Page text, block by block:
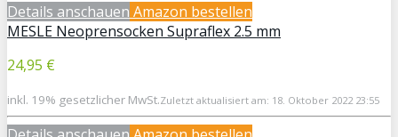
Details anschauen Amazon bestellen
MESLE Neoprensocken Supraflex 2.5 mm
24,95 €
inkl. 19% gesetzlicher MwSt.Zuletzt aktualisiert am: 18. Oktober 2022 23:55